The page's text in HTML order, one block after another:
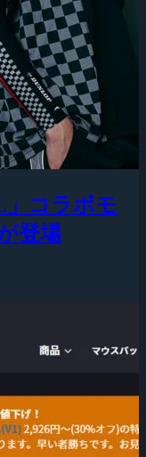
」コラボモ
登場